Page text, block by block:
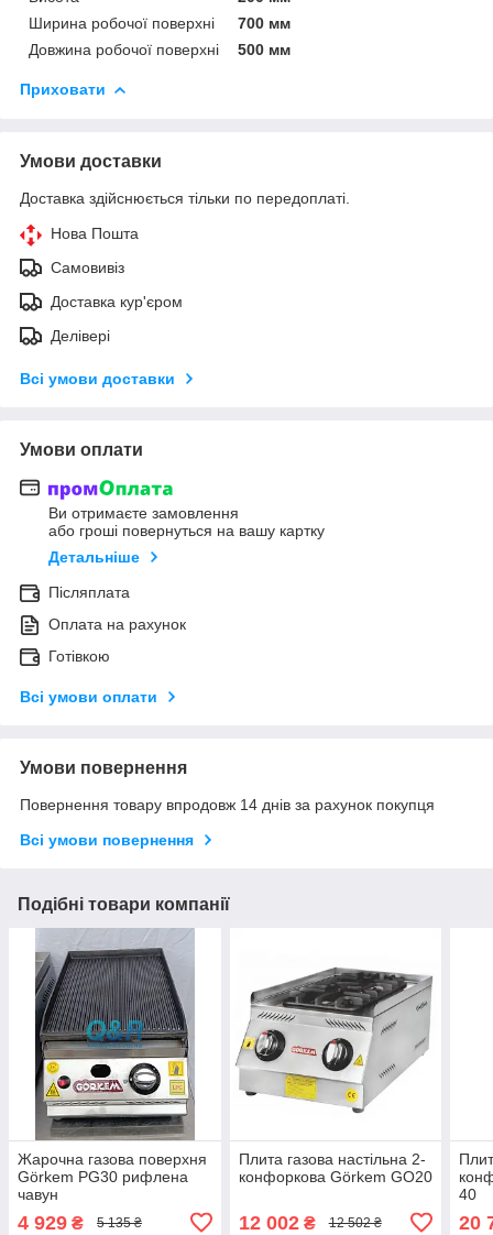
Ширина робочої поверхні
700 мм
Довжина робочої поверхні
500 мм
Приховати
Умови доставки
Доставка здійснюється тільки по передоплаті.
Нова Пошта
Самовивіз
Доставка кур'єром
Делівері
Всі умови доставки
Умови оплати
Ви отримаєте замовлення
або гроші повернуться на вашу картку
Детальніше
Післяплата
Оплата на рахунок
Готівкою
Всі умови оплати
Умови повернення
Повернення товару впродовж 14 днів за рахунок покупця
Всі умови повернення
Подібні товари компанії
Жарочна газова поверхня
Görkem PG30 рифлена
чавун
4 929 ₴ 5 135 ₴
Плита газова настільна 2-
конфоркова Görkem GO20
12 002₴ 12 502 ₴
40
20